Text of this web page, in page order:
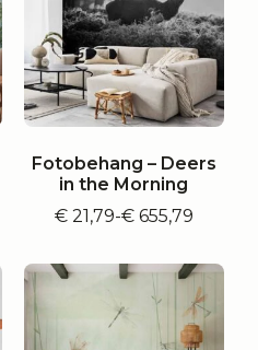
Fotobehang – Deers
in the Morning
€21,79-€655,79
Prijsklasse:
tot
€ 655,79